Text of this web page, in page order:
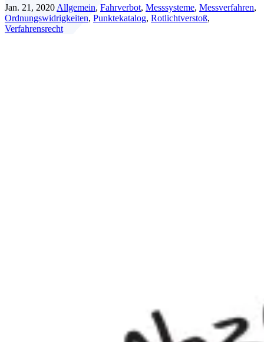
Jan. 21, 2020 Allgemein, Fahrverbot, Messsysteme, Messverfahren,
Ordnungswidrigkeiten, Punktekatalog, Rotlichtverstoß,
Verfahrensrecht